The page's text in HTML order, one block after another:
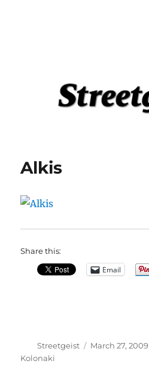
Alkis
Share this:
Email
Author
Streetgeist
Posted
March 27, 2009
Kolonaki